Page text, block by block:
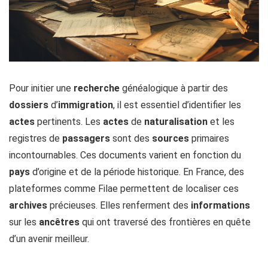
Pour initier une recherche généalogique à partir des
dossiers d’immigration, il est essentiel d’identifier les
actes pertinents. Les actes de naturalisation et les
registres de passagers sont des sources primaires
incontournables. Ces documents varient en fonction du
pays d’origine et de la période historique. En France, des
plateformes comme Filae permettent de localiser ces
archives précieuses. Elles renferment des informations
sur les ancêtres qui ont traversé des frontières en quête
d’un avenir meilleur.